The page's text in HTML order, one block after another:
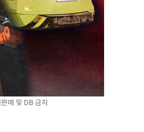
매 및 DB 금지
1